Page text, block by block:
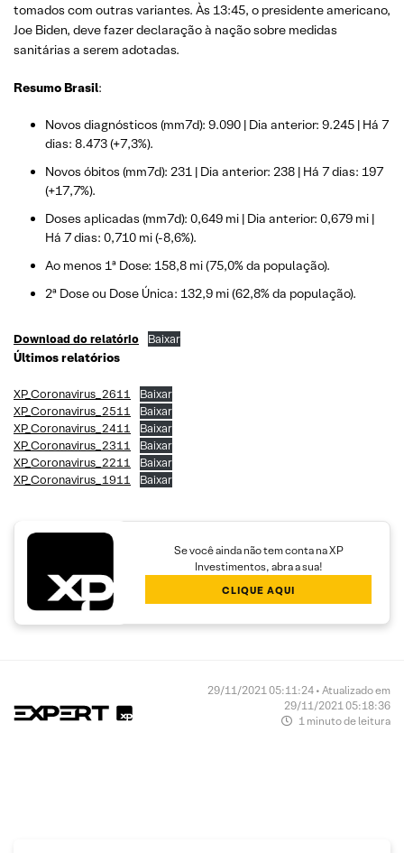
tomados com outras variantes. Às 13:45, o presidente americano,
Joe Biden, deve fazer declaração à nação sobre medidas
sanitárias a serem adotadas.
Resumo Brasil:
Novos diagnósticos (mm7d): 9.090 | Dia anterior: 9.245 | Há 7
dias: 8.473 (+7,3%).
Novos óbitos (mm7d): 231 | Dia anterior: 238 | Há 7 dias: 197
(+17,7%).
Doses aplicadas (mm7d): 0,649 mi | Dia anterior: 0,679 mi |
Há 7 dias: 0,710 mi (-8,6%).
Ao menos 1ª Dose: 158,8 mi (75,0% da população).
2ª Dose ou Dose Única: 132,9 mi (62,8% da população).
Download do relatório Baixar
Últimos relatórios
XP_Coronavirus_2611
Baixar
XP_Coronavirus_2511
Baixar
XP_Coronavirus_2411
Baixar
XP_Coronavirus_2311
Baixar
XP_Coronavirus_2211
Baixar
XP_Coronavirus_1911
Baixar
Se você ainda não tem conta na XP
Investimentos, abra a sua!
CLIQUE AQUI
29/11/2021 05:11:24 • Atualizado em
29/11/2021 05:18:36
1 minuto de leitura